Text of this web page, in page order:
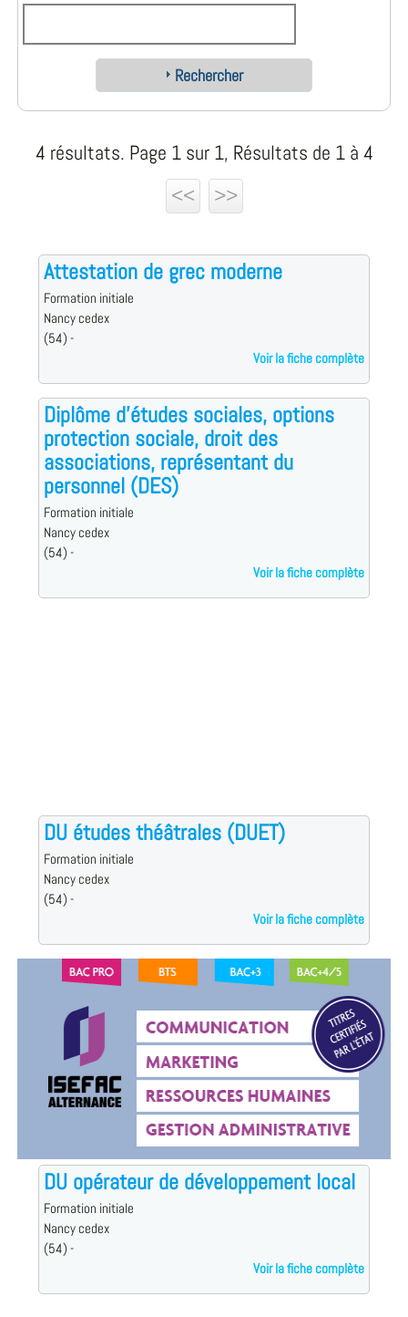
Rechercher
4 résultats. Page 1 sur 1, Résultats de 1 à 4
<<
>>
Attestation de grec moderne
Formation initiale
Nancy cedex
(54) -
Voir la fiche complète
Diplôme d'études sociales, options
protection sociale, droit des
associations, représentant du
personnel (DES)
Formation initiale
Nancy cedex
(54) -
Voir la fiche complète
DU études théâtrales (DUET)
Formation initiale
Nancy cedex
(54) -
Voir la fiche complète
DU opérateur de développement local
Formation initiale
Nancy cedex
(54) -
Voir la fiche complète